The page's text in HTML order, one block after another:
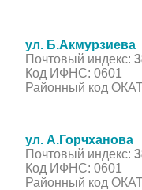
ул. Б.Акмурзиева
Почтовый индекс:
Код ИФНС: 0601
Районный код
ул. А.Горчханова
Почтовый индекс:
Код ИФНС: 0601
Районный код